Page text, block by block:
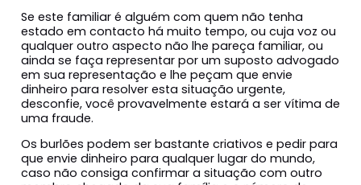
Se este familiar é alguém com quem não tenha
estado em contacto há muito tempo, ou cuja voz ou
qualquer outro aspecto não lhe pareça familiar, ou
ainda se faça representar por um suposto advogado
em sua representação e lhe peçam que envie
dinheiro para resolver esta situação urgente,
desconfie, você provavelmente estará a ser vítima de
uma fraude.
Os burlões podem ser bastante criativos e pedir para
que envie dinheiro para qualquer lugar do mundo,
caso não consiga confirmar a situação com outro